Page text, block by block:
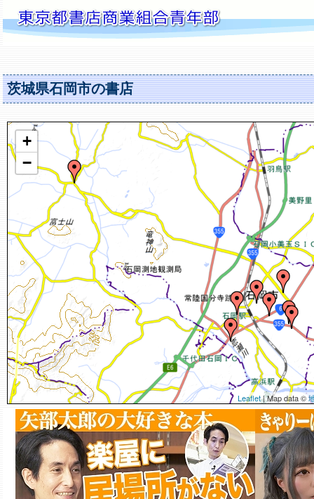
茨城県石岡市の書店
+
−
Leaflet| Map data ©